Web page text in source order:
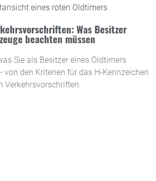
Was Besitzer
beachten müssen
Sie als Besitzer eines Oldtimers
von den Kriterien für das H-Kennzeichen
Verkehrsvorschriften.